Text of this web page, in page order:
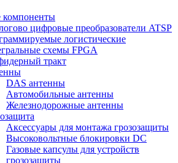
цифровые преобразователи ATSP
логистические
схемы FPGA
тракт
DAS антенны
Автомобильные антенны
Железнодорожные антенны
Аксессуары для монтажа грозозащиты
Высоковольтные блокировки DC
Газовые капсулы для устройств
грозозащиты